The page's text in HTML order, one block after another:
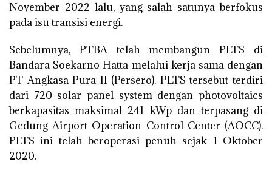
November 2022 lalu, yang salah satunya berfokus
pada isu transisi energi.
Sebelumnya, PTBA telah membangun PLTS di
Bandara Soekarno Hatta melalui kerja sama dengan
PT Angkasa Pura II (Persero). PLTS tersebut terdiri
dari 720 solar panel system dengan photovoltaics
berkapasitas maksimal 241 kWp dan terpasang di
Gedung Airport Operation Control Center (AOCC).
PLTS ini telah beroperasi penuh sejak 1 Oktober
2020.